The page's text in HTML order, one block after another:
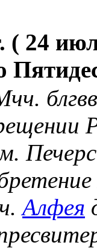
( 24
Алфея